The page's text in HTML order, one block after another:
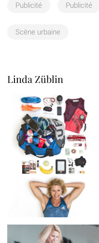
Publicité Publicité
Scène urbaine
Linda Züblin